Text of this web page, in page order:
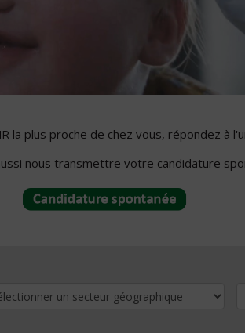
la plus proche de chez vous, répondez à
nous transmettre votre candidature